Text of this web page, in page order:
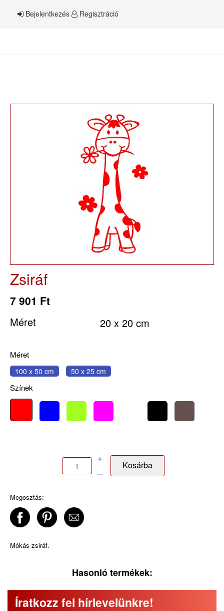
Bejelentkezés Regisztráció
Zsiráf
7 901 Ft
Méret 20 x 20 cm
Méret
100 x 50 cm 50 x 25 cm
Színek
+
–
Megosztás:
Mókás zsiráf.
Hasonló termékek:
Íratkozz fel hírlevelünkre!